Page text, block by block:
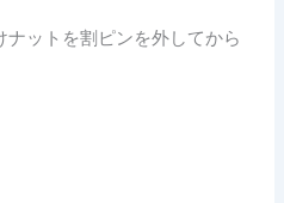
ットを割ピンを外してから